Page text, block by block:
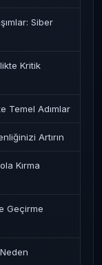
Siber
Kritik
Temel Adımlar
Artırın
Kırma
Geçirme